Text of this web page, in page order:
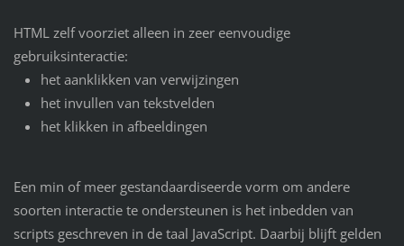
HTML zelf voorziet alleen in zeer eenvoudige
gebruiksinteractie:
het aanklikken van verwijzingen
het invullen van tekstvelden
het klikken in afbeeldingen
Een min of meer gestandaardiseerde vorm om andere
soorten interactie te ondersteunen is het inbedden van
scripts geschreven in de taal JavaScript. Daarbij blijft gelden